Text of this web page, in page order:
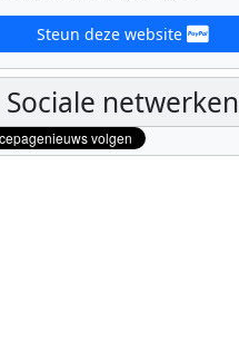
Steun deze website
Sociale netwerken